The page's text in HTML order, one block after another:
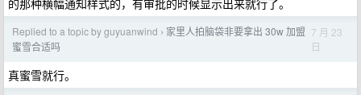
的那种横幅通知样式的，有审批的时候显示出来就行了。
Replied to a topic by guyuanwind › 家里人拍脑袋非要拿出 30w 加盟
蜜雪合适吗
7 月 23
日
真蜜雪就行。